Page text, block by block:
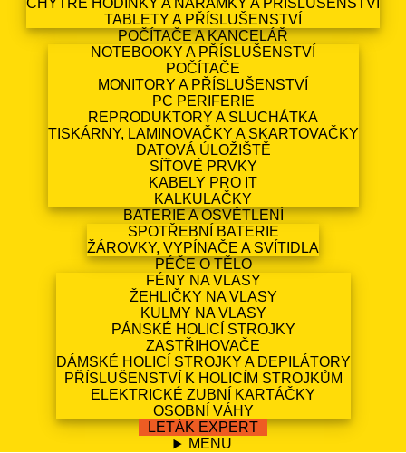
CHYTRÉ HODINKY A NÁRAMKY A PŘÍSLUŠENSTVÍ
TABLETY A PŘÍSLUŠENSTVÍ
POČÍTAČE A KANCELÁŘ
NOTEBOOKY A PŘÍSLUŠENSTVÍ
POČÍTAČE
MONITORY A PŘÍSLUŠENSTVÍ
PC PERIFERIE
REPRODUKTORY A SLUCHÁTKA
TISKÁRNY, LAMINOVAČKY A SKARTOVAČKY
DATOVÁ ÚLOŽIŠTĚ
SÍŤOVÉ PRVKY
KABELY PRO IT
KALKULAČKY
BATERIE A OSVĚTLENÍ
SPOTŘEBNÍ BATERIE
ŽÁROVKY, VYPÍNAČE A SVÍTIDLA
PÉČE O TĚLO
FÉNY NA VLASY
ŽEHLIČKY NA VLASY
KULMY NA VLASY
PÁNSKÉ HOLICÍ STROJKY
ZASTŘIHOVAČE
DÁMSKÉ HOLICÍ STROJKY A DEPILÁTORY
PŘÍSLUŠENSTVÍ K HOLICÍM STROJKŮM
ELEKTRICKÉ ZUBNÍ KARTÁČKY
OSOBNÍ VÁHY
LETÁK EXPERT
MENU